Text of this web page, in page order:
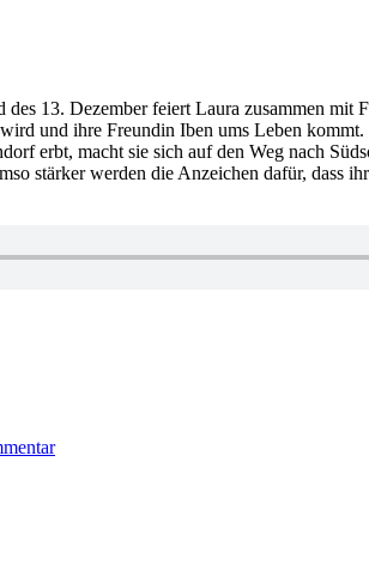
13. Dezember feiert Laura zusammen mit
und ihre Freundin Iben ums Leben
erbt, macht sie sich auf den Weg nach
stärker werden die Anzeichen dafür, dass
Anders